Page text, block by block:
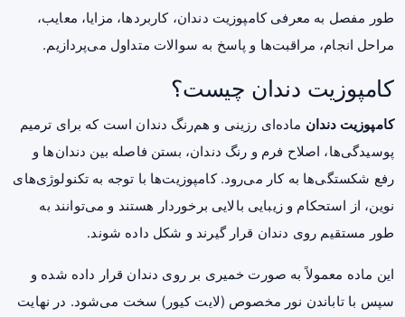
طور مفصل به معرفی کامپوزیت دندان، کاربردها، مزایا، معایب،
مراحل انجام، مراقبت‌ها و پاسخ به سوالات متداول می‌پردازیم.
کامپوزیت دندان چیست؟
کامپوزیت دندان ماده‌ای رزینی و هم‌رنگ دندان است که برای ترمیم
پوسیدگی‌ها، اصلاح فرم و رنگ دندان، بستن فاصله بین دندان‌ها و
رفع شکستگی‌ها به کار می‌رود. کامپوزیت‌ها با توجه به تکنولوژی‌های
نوین، از استحکام و زیبایی بالایی برخوردار هستند و می‌توانند به
طور مستقیم روی دندان قرار گیرند و شکل داده شوند.
این ماده معمولاً به صورت خمیری بر روی دندان قرار داده شده و
سپس با تاباندن نور مخصوص (لایت کیور) سخت می‌شود. در نهایت